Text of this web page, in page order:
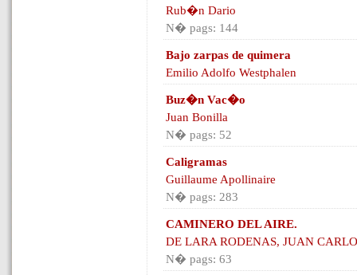
Rub�n Dario
N� pags: 144
Bajo zarpas de quimera
Emilio Adolfo Westphalen
Buz�n Vac�o
Juan Bonilla
N� pags: 52
Caligramas
Guillaume Apollinaire
N� pags: 283
CAMINERO DEL AIRE.
DE LARA RODENAS, JUAN
N� pags: 63